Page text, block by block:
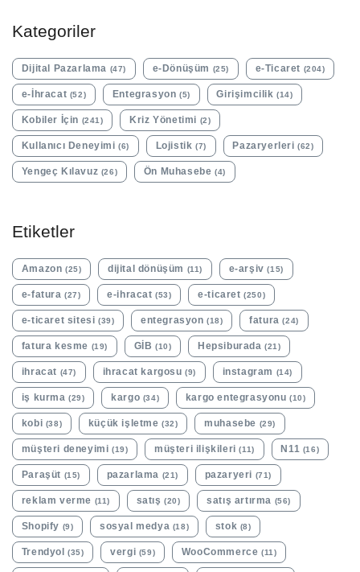
Kategoriler
Dijital Pazarlama (47) e-Dönüşüm (25) e-Ticaret (204)
e-İhracat (52) Entegrasyon (5) Girişimcilik (14)
Kobiler İçin (241) Kriz Yönetimi (2)
Kullanıcı Deneyimi (6) Lojistik (7) Pazaryerleri (62)
Yengeç Kılavuz (26) Ön Muhasebe (4)
Etiketler
Amazon (25) dijital dönüşüm (11) e-arşiv (15)
e-fatura (27) e-ihracat (53) e-ticaret (250)
e-ticaret sitesi (39) entegrasyon (18) fatura (24)
fatura kesme (19) GİB (10) Hepsiburada (21)
ihracat (47) ihracat kargosu (9) instagram (14)
iş kurma (29) kargo (34) kargo entegrasyonu (10)
kobi (38) küçük işletme (32) muhasebe (29)
müşteri deneyimi (19) müşteri ilişkileri (11) N11 (16)
Paraşüt (15) pazarlama (21) pazaryeri (71)
reklam verme (11) satış (20) satış artırma (56)
Shopify (9) sosyal medya (18) stok (8)
Trendyol (35) vergi (59) WooCommerce (11)